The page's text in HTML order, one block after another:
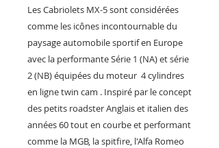
Les Cabriolets MX-5 sont considérées
comme les icônes incontournable du
paysage automobile sportif en Europe
avec la performante Série 1 (NA) et série
2 (NB) équipées du moteur 4 cylindres
en ligne twin cam . Inspiré par le concept
des petits roadster Anglais et italien des
années 60 tout en courbe et performant
comme la MGB, la spitfire, l'Alfa Romeo